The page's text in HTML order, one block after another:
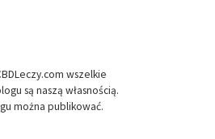
wszelkie
są naszą własnością.
można publikować.